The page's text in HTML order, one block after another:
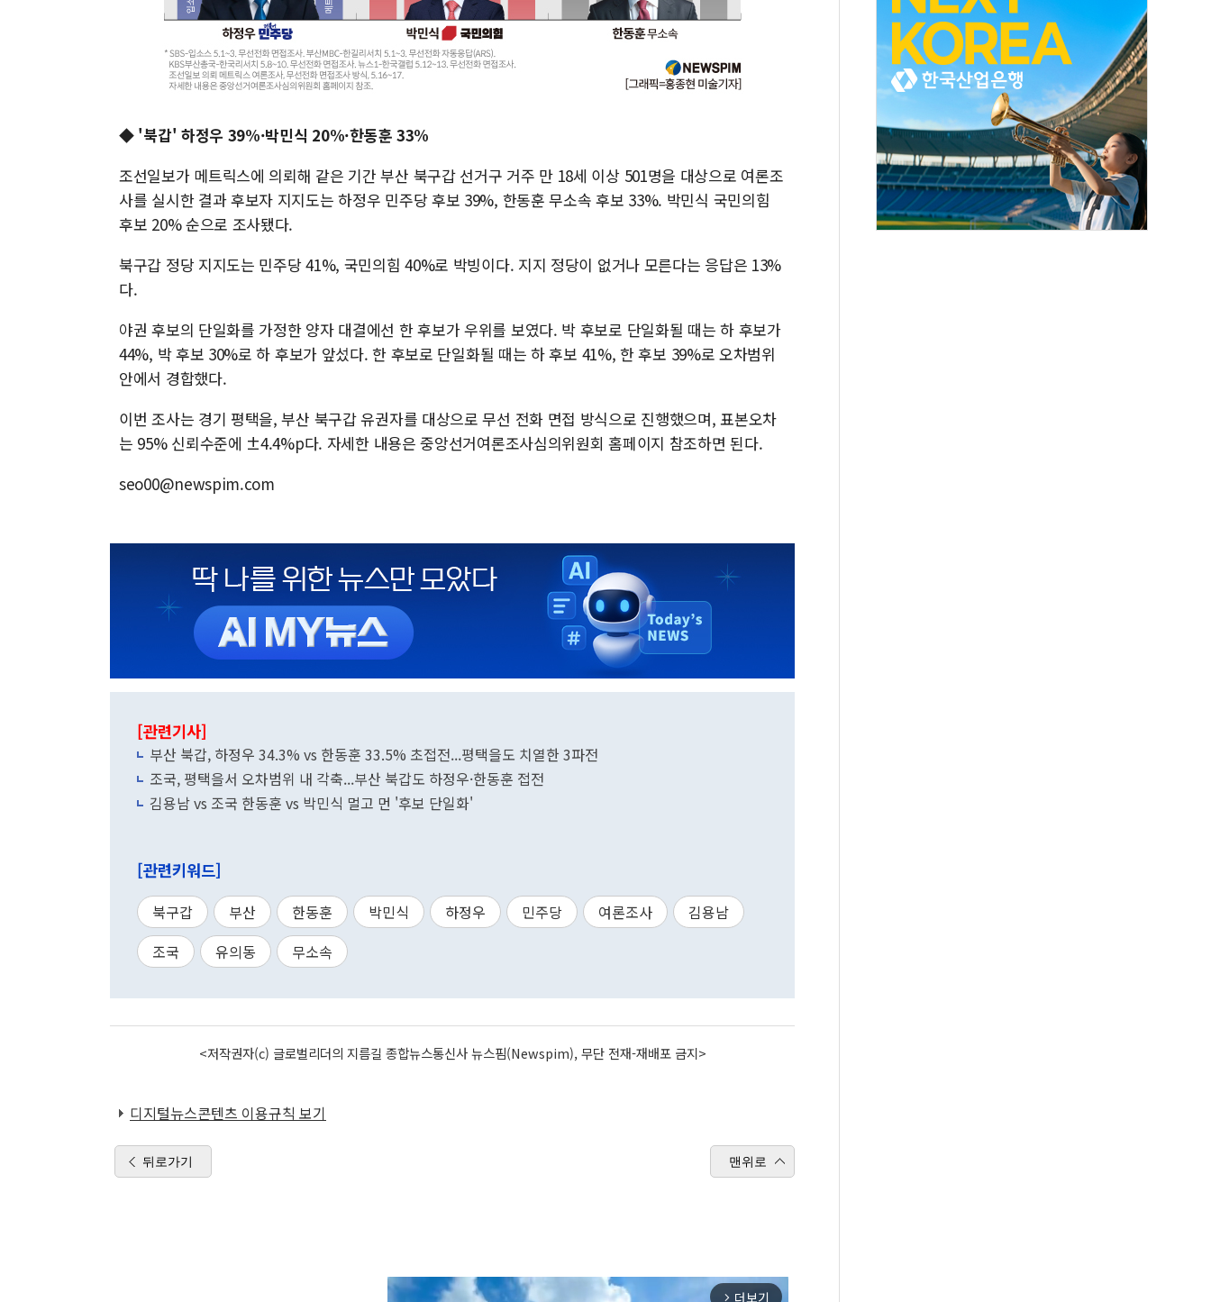
◆ '북갑' 하정우 39%·박민식 20%·한동훈 33%
조선일보가 메트릭스에 의뢰해 같은 기간 부산 북구갑 선거구 거주 만 18세 이상 501명을 대상으로 여론조
사를 실시한 결과 후보자 지지도는 하정우 민주당 후보 39%, 한동훈 무소속 후보 33%. 박민식 국민의힘
후보 20% 순으로 조사됐다.
북구갑 정당 지지도는 민주당 41%, 국민의힘 40%로 박빙이다. 지지 정당이 없거나 모른다는 응답은 13%
다.
야권 후보의 단일화를 가정한 양자 대결에선 한 후보가 우위를 보였다. 박 후보로 단일화될 때는 하 후보가
44%, 박 후보 30%로 하 후보가 앞섰다. 한 후보로 단일화될 때는 하 후보 41%, 한 후보 39%로 오차범위
안에서 경합했다.
이번 조사는 경기 평택을, 부산 북구갑 유권자를 대상으로 무선 전화 면접 방식으로 진행했으며, 표본오차
는 95% 신뢰수준에 ±4.4%p다. 자세한 내용은 중앙선거여론조사심의위원회 홈페이지 참조하면 된다.
seo00@newspim.com
[관련기사]
부산 북갑, 하정우 34.3% vs 한동훈 33.5% 초접전...평택을도 치열한 3파전
조국, 평택을서 오차범위 내 각축...부산 북갑도 하정우·한동훈 접전
김용남 vs 조국 한동훈 vs 박민식 멀고 먼 '후보 단일화'
[관련키워드]
북구갑 부산 한동훈 박민식 하정우 민주당 여론조사
김용남
조국
유의동 무소속
<저작권자(c) 글로벌리더의 지름길 종합뉴스통신사 뉴스핌(Newspim), 무단 전재-재배포 금지>
디지털뉴스콘텐츠 이용규칙 보기
뒤로가기 맨위로
arrow_forward_ios 더보기